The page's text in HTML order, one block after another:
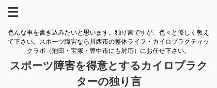
色んな事を書き込みたいと思います。独り言ですが、色々と優しく教え
て下さい。スポーツ障害なら川西市の整体ライフ・カイロプラクティッ
クラボ（池田・宝塚・豊中市にも対応）にお任せ下さい。
スポーツ障害を得意とするカイロプラク
ターの独り言